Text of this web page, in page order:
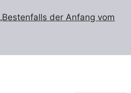
der Anfang vom